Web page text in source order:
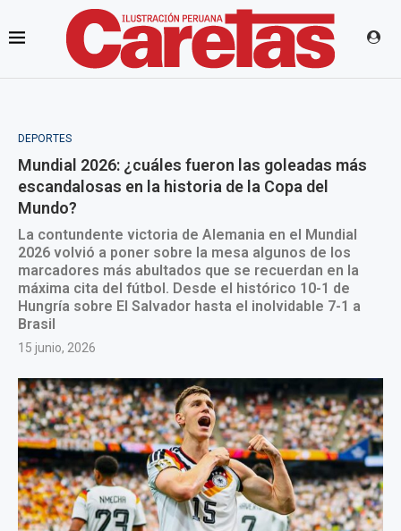
DEPORTES
Mundial 2026: ¿cuáles fueron las goleadas más
escandalosas en la historia de la Copa del
Mundo?
La contundente victoria de Alemania en el Mundial
2026 volvió a poner sobre la mesa algunos de los
marcadores más abultados que se recuerdan en la
máxima cita del fútbol. Desde el histórico 10-1 de
Hungría sobre El Salvador hasta el inolvidable 7-1 a
Brasil
15 junio, 2026